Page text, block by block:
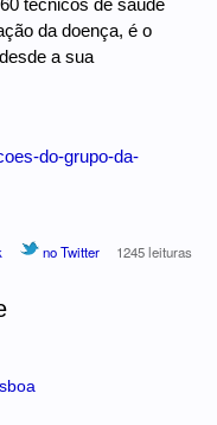
técnicos de saúde
da doença, é o
a sua
do-grupo-da-
no Twitter 1245 leituras